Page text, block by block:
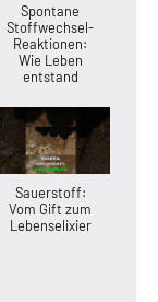
Spontane
Stoffwechsel-
Reaktionen:
Wie Leben
entstand
Sauerstoff:
Vom Gift zum
Lebenselixier